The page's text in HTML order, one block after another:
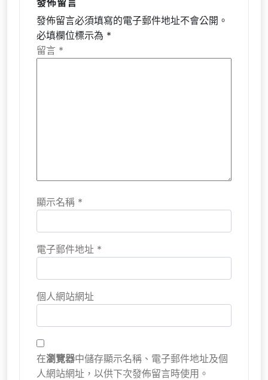
發佈留言
發佈留言必須填寫的電子郵件地址不會公開。
必填欄位標示為 *
留言 *
顯示名稱 *
電子郵件地址 *
個人網站網址
在瀏覽器中儲存顯示名稱、電子郵件地址及個
人網站網址，以供下次發佈留言時使用。